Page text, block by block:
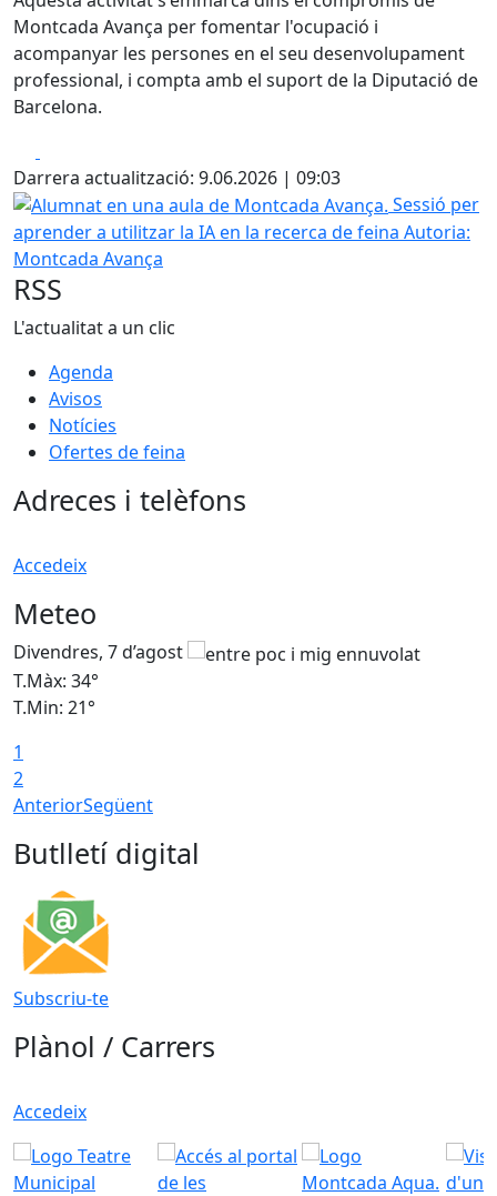
Montcada Avança per fomentar l'ocupació i
acompanyar les persones en el seu desenvolupament
professional, i compta amb el suport de la Diputació de
Barcelona.
Darrera actualització: 9.06.2026 | 09:03
Alumnat en una aula de Montcada Avança.
Sessió per
aprender a utilitzar la IA en la recerca de feina Autoria:
Montcada Avança
RSS
L'actualitat a un clic
Agenda
Avisos
Notícies
Ofertes de feina
Adreces i telèfons
Accedeix
Meteo
Divendres, 7 d’agost
T.Màx: 34°
T.Min: 21°
1
2
AnteriorSegüent
Butlletí digital
Subscriu-te
Plànol / Carrers
Accedeix